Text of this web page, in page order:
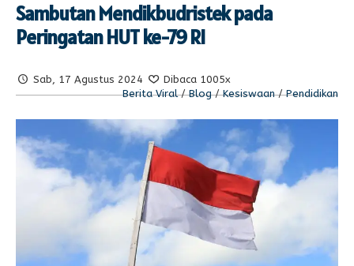
Sambutan Mendikbudristek pada
Peringatan HUT ke-79 RI
Sab, 17 Agustus 2024
Dibaca 1005x
Berita Viral/Blog/Kesiswaan/Pendidikan